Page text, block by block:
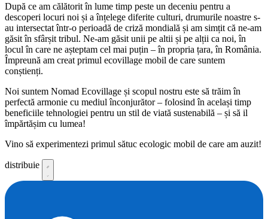
După ce am călătorit în lume timp peste un deceniu pentru a
descoperi locuri noi și a înțelege diferite culturi, drumurile noastre s-
au intersectat într-o perioadă de criză mondială și am simțit că ne-am
găsit în sfârșit tribul. Ne-am găsit unii pe altii și pe alții ca noi, în
locul în care ne așteptam cel mai puțin – în propria țara, în România.
Împreună am creat primul ecovillage mobil de care suntem
conștienți.
Noi suntem Nomad Ecovillage și scopul nostru este să trăim în
perfectă armonie cu mediul înconjurător – folosind în același timp
beneficiile tehnologiei pentru un stil de viată sustenabilă – și să il
împărtășim cu lumea!
Vino să experimentezi primul sătuc ecologic mobil de care am auzit!
distribuie